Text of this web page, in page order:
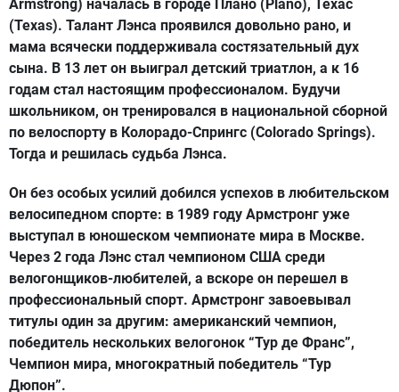
Armstrong) началась в городе Плано (Plano), Техас
(Texas). Талант Лэнса проявился довольно рано, и
мама всячески поддерживала состязательный дух
сына. В 13 лет он выиграл детский триатлон, а к 16
годам стал настоящим профессионалом. Будучи
школьником, он тренировался в национальной сборной
по велоспорту в Колорадо-Спрингс (Colorado Springs).
Тогда и решилась судьба Лэнса.
Он без особых усилий добился успехов в любительском
велосипедном спорте: в 1989 году Армстронг уже
выступал в юношеском чемпионате мира в Москве.
Через 2 года Лэнс стал чемпионом США среди
велогонщиков-любителей, а вскоре он перешел в
профессиональный спорт. Армстронг завоевывал
титулы один за другим: американский чемпион,
победитель нескольких велогонок “Тур де Франс”,
Чемпион мира, многократный победитель “Тур
Дюпон”.